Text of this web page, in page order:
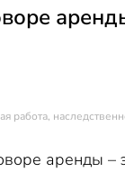
работа,
аренды